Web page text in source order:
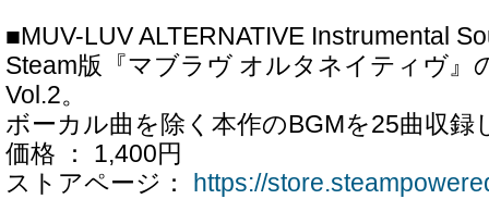
■MUV-LUV ALTERNATIVE Instrumental
Steam版『マブラヴ オルタネイティヴ』
Vol.2。
ボーカル曲を除く本作のBGMを25曲収録
価格 ： 1,400円
ストアページ：
https://